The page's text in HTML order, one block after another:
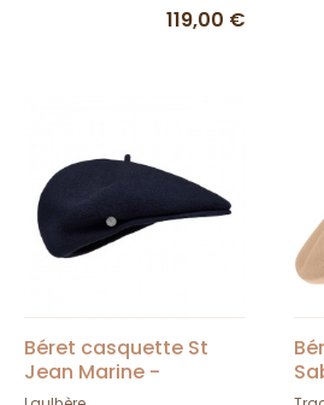
119,00 €
Béret casquette St
Jean Marine -
Laulhère